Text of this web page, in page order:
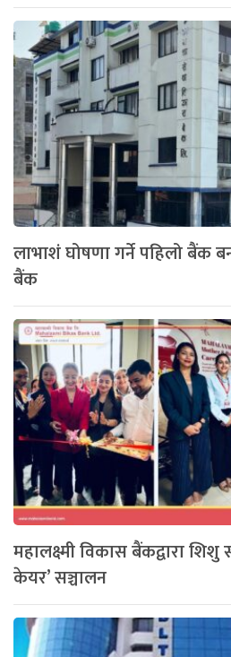
लाभाशं घोषणा गर्ने पहिलो बैंक
बैंक
महालक्ष्मी विकास बैंकद्वारा शिशु
केयर’ सञ्चालन